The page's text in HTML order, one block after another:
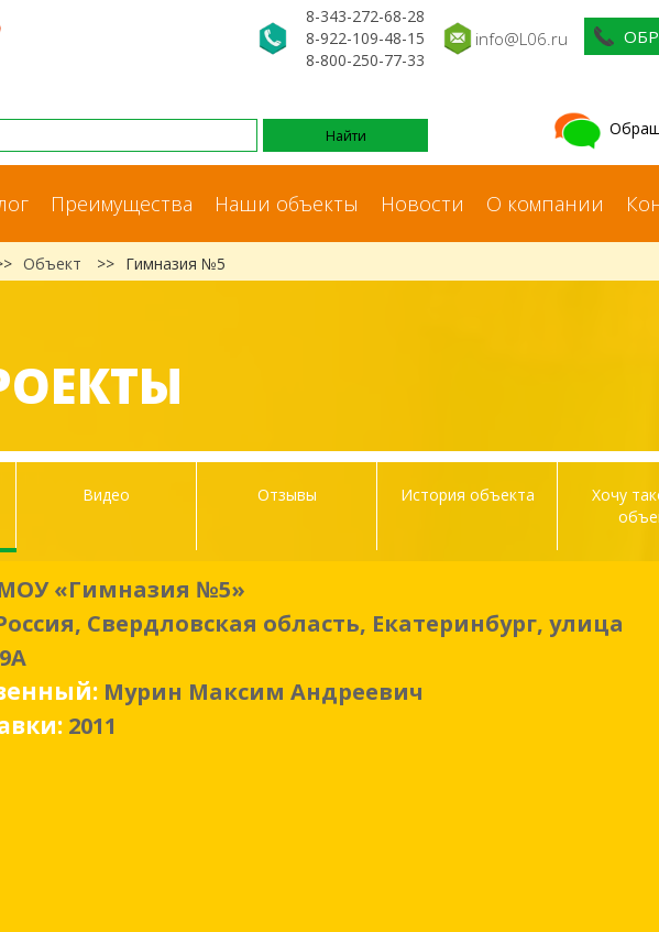
8-343-272-68-28
8-922-109-48-15
8-800-250-77-33
info@L06.ru
Преимущества Наши объекты Новости О компании
Объект >> Гимназия №5
Видео Отзывы История объекта
Хочу
«Гимназия №5»
Свердловская область, Екатеринбург, улица
Мурин Максим Андреевич
2011